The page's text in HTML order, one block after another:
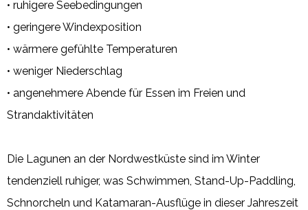
• ruhigere Seebedingungen
• geringere Windexposition
• wärmere gefühlte Temperaturen
• weniger Niederschlag
• angenehmere Abende für Essen im Freien und
Strandaktivitäten
Die Lagunen an der Nordwestküste sind im Winter
tendenziell ruhiger, was Schwimmen, Stand-Up-Paddling,
Schnorcheln und Katamaran-Ausflüge in dieser Jahreszeit